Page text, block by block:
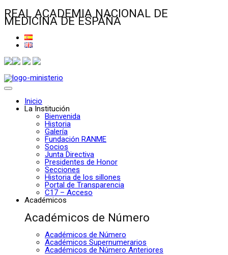
REAL ACADEMIA NACIONAL DE
MEDICINA DE ESPAÑA
Inicio
La Institución
Bienvenida
Historia
Galería
Fundación RANME
Socios
Junta Directiva
Presidentes de Honor
Secciones
Historia de los sillones
Portal de Transparencia
C17 – Acceso
Académicos
Académicos de Número
Académicos de Número
Académicos Supernumerarios
Académicos de Número Anteriores